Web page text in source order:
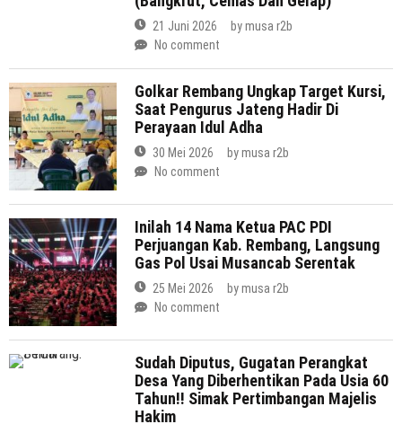
21 Juni 2026 bymusa r2b
No comment
Golkar Rembang Ungkap Target Kursi,
Saat Pengurus Jateng Hadir Di
Perayaan Idul Adha
30 Mei 2026 bymusa r2b
No comment
Inilah 14 Nama Ketua PAC PDI
Perjuangan Kab. Rembang, Langsung
Gas Pol Usai Musancab Serentak
25 Mei 2026 bymusa r2b
No comment
Sudah Diputus, Gugatan Perangkat
Desa Yang Diberhentikan Pada Usia 60
Tahun!! Simak Pertimbangan Majelis
Hakim